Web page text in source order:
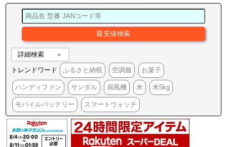
詳細検索
トレンドワード ふるさと納税 空調服 お菓子
ハンディファン サンダル 扇風機 米 米5kg
モバイルバッテリー スマートウォッチ